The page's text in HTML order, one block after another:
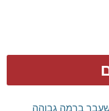
ברמה גבוהה